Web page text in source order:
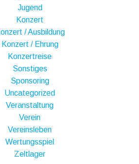
Jugend
Konzert
/ Ausbildung
Konzert / Ehrung
Konzertreise
Sonstiges
Sponsoring
Uncategorized
Veranstaltung
Verein
Vereinsleben
Wertungsspiel
Zeltlager